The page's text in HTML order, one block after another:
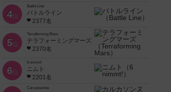
4位
Battle Line
バトルライン
2377名
5位
Terraforming Mars
テラフォーミングマーズ
2370名
6位
6 nimmt!
ニムト
2201名
Carcassonne